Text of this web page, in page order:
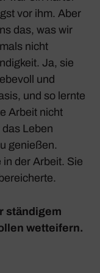
vor ihm. Aber
das, was wir
nicht
Ja, sie
und
und so lernte
Arbeit nicht
Leben
genießen.
der Arbeit. Sie
stän­digem
wett­ei­fern.